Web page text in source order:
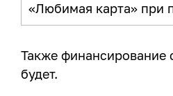
«Любимая карта» при
Также финансирование
будет.